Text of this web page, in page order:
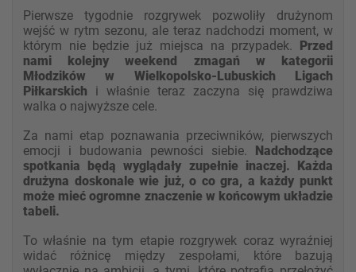
Pierwsze tygodnie rozgrywek pozwoliły drużynom
wejść w rytm sezonu, ale teraz nadchodzi moment, w
którym nie będzie już miejsca na przypadek. Przed
nami kolejny weekend zmagań w kategorii
Młodzików w Wielkopolsko-Lubuskich Ligach
Piłkarskich i właśnie teraz zaczyna się prawdziwa
walka o najwyższe cele.
Za nami etap poznawania przeciwników, pierwszych
emocji i budowania pewności siebie. Nadchodzące
spotkania będą wyglądały zupełnie inaczej. Każda
drużyna doskonale wie już, o co gra, a każdy punkt
może mieć ogromne znaczenie w końcowym układzie
tabeli.
To właśnie na tym etapie rozgrywek coraz wyraźniej
widać różnicę między zespołami, które bazują